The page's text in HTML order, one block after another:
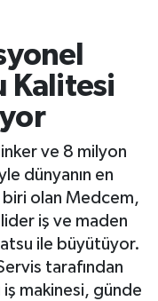
Kalitesi
ve 8 milyon
dünyanın en
biri olan Medcem,
iş ve maden
ile büyütüyor.
tarafından
makinesi, günde